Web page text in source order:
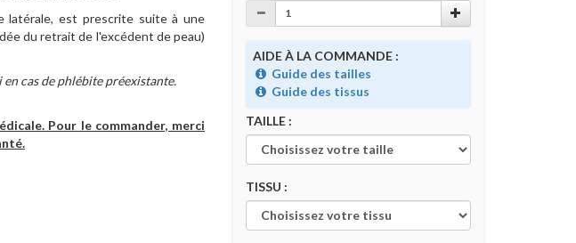
latérale, est prescrite suite à une
du retrait de l'excédent de peau)
cas de phlébite préexistante.
Pour le commander, merci
AIDE À LA COMMANDE :
Guide des tailles
Guide des tissus
TAILLE :
TISSU :